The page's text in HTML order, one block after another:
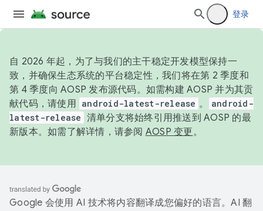
登录
自 2026 年起，为了与我们的主干稳定开发模型保持一
致，并确保生态系统的平台稳定性，我们将在第 2 季度和
第 4 季度向 AOSP 发布源代码。如需构建 AOSP 并为其贡
献代码，请使用 android-latest-release 。
android-
latest-release 清单分支将始终引用推送到 AOSP 的最
新版本。如需了解详情，请参阅 AOSP 变更。
Google 会使用 AI 技术将内容翻译成您偏好的语言。AI 翻